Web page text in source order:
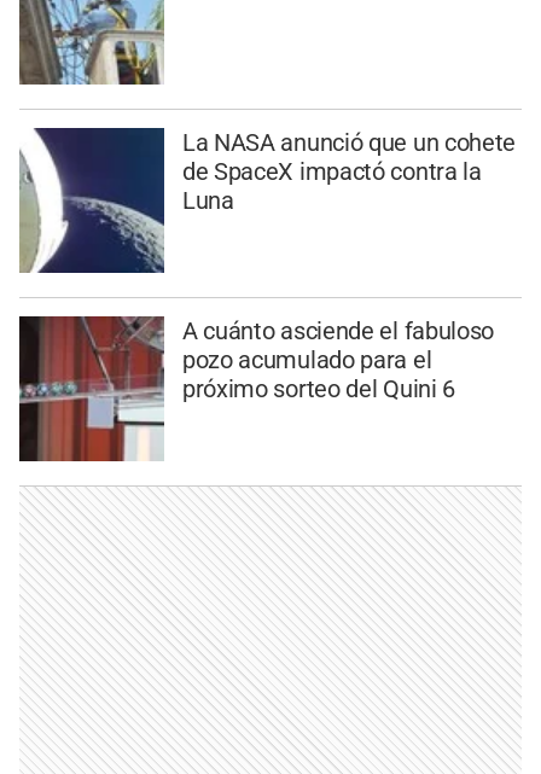
La NASA anunció que un cohete
de SpaceX impactó contra la
Luna
A cuánto asciende el fabuloso
pozo acumulado para el
próximo sorteo del Quini 6